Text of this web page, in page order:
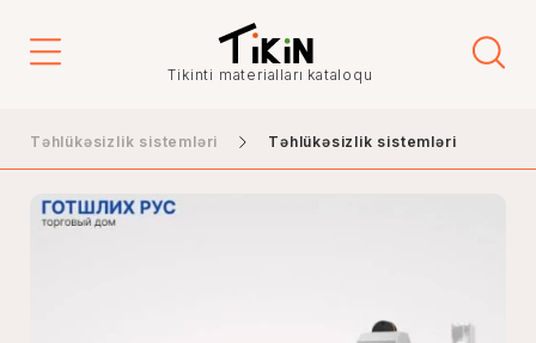
Tikinti materialları kataloqu
Təhlükəsizlik sistemləri Təhlükəsizlik sistemləri